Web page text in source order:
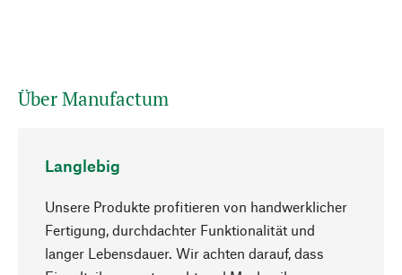
Über Manufactum
Langlebig
Unsere Produkte profitieren von handwerklicher
Fertigung, durchdachter Funktionalität und
langer Lebensdauer. Wir achten darauf, dass
Nach oben